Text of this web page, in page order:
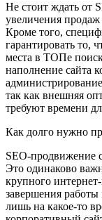
Не стоит ждать от
увеличения
Кроме того,
гарантировать то,
места в ТОПе
наполнение сайта
так как внешняя
требуют времени
Как долго нужно
SEO-продвижение
Это одинаково
крупного
завершения работы
лишь на какое-то